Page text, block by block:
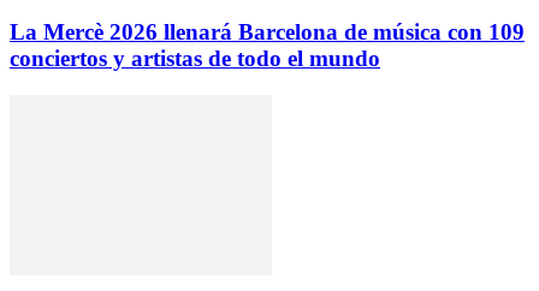
La Mercè 2026 llenará Barcelona de música con 109
conciertos y artistas de todo el mundo